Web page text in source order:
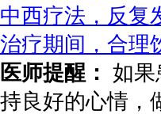
中西疗法，反复
治疗期间，合理
医师提醒： 如果
持良好的心情，